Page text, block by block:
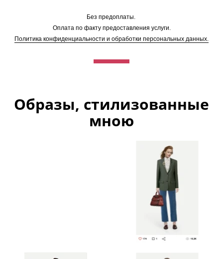
Без предоплаты.
Оплата по факту предоставления услуги.
Политика конфиденциальности и обработки персональных данных.
Образы, стилизованные
мною